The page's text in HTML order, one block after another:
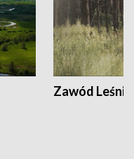
Zawód Leśnik